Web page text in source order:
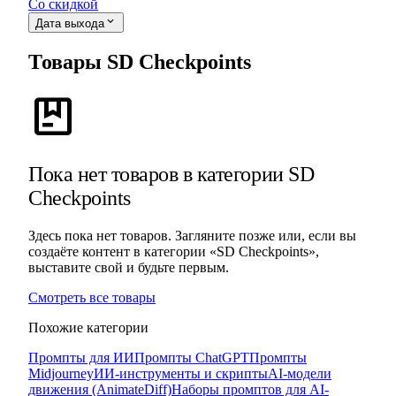
Со скидкой
Дата выхода expand_more
Товары SD Checkpoints
package
Пока нет товаров в категории SD
Checkpoints
Здесь пока нет товаров. Загляните позже или, если вы
создаёте контент в категории «SD Checkpoints»,
выставите свой и будьте первым.
Смотреть все товары
Похожие категории
Промпты для ИИПромпты ChatGPTПромпты
MidjourneyИИ-инструменты и скриптыAI-модели
движения (AnimateDiff)Наборы промптов для AI-